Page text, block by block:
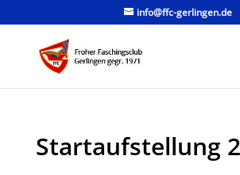
info@ffc-gerlingen.de
Startaufstellung